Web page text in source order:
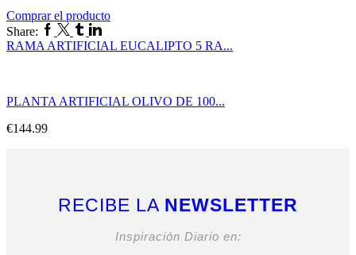
Comprar el producto
Share:
RAMA ARTIFICIAL EUCALIPTO 5 RA...
PLANTA ARTIFICIAL OLIVO DE 100...
€144.99
RECIBE LA NEWSLETTER
Inspiración Diario en: